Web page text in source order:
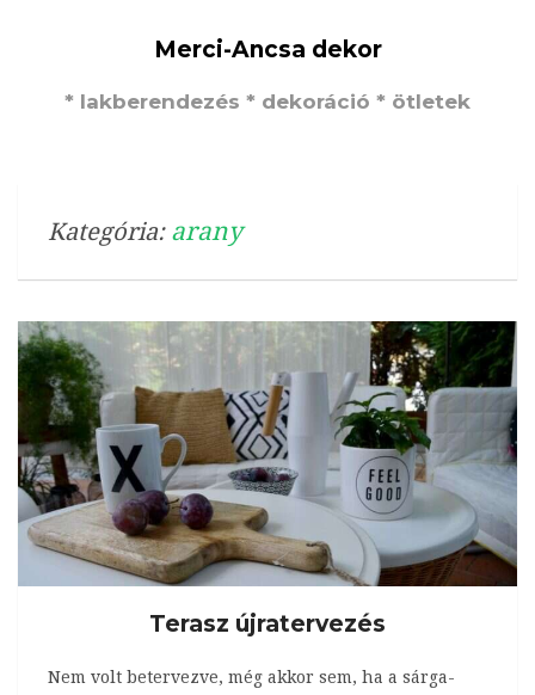
Merci-Ancsa dekor
* lakberendezés * dekoráció * ötletek
Kategória: arany
Terasz újratervezés
Nem volt betervezve, még akkor sem, ha a sárga-